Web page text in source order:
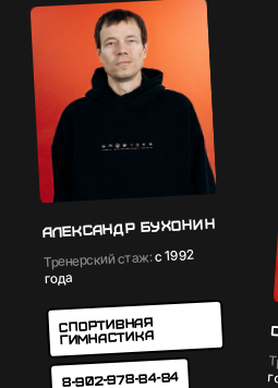
Александр Бухонин
Тренерский стаж:с 1992
года
Cпортивная
гимнастика
8-902-978-84-84